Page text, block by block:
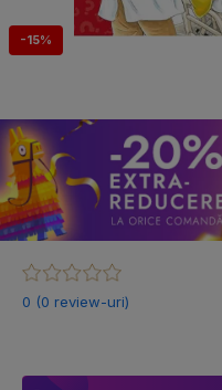
-15%
0 (0 review-uri)